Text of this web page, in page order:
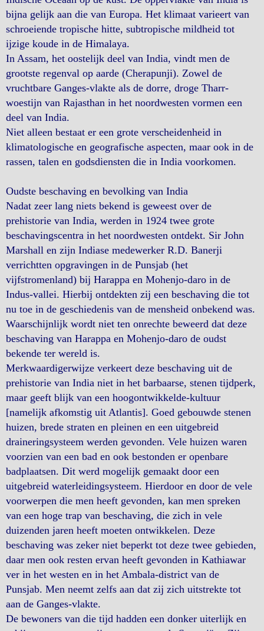
bijna gelijk aan die van Europa. Het klimaat varieert van
schroeiende tropische hitte, subtropische mildheid tot
ijzige koude in de Himalaya.
In Assam, het oostelijk deel van India, vindt men de
grootste regenval op aarde (Cherapunji). Zowel de
vruchtbare Ganges-vlakte als de dorre, droge Tharr-
woestijn van Rajasthan in het noordwesten vormen een
deel van India.
Niet alleen bestaat er een grote verscheidenheid in
klimatologische en geografische aspecten, maar ook in de
rassen, talen en godsdiensten die in India voorkomen.
Oudste beschaving en bevolking van India
Nadat zeer lang niets bekend is geweest over de
prehistorie van India, werden in 1924 twee grote
beschavingscentra in het noordwesten ontdekt. Sir John
Marshall en zijn Indiase medewerker R.D. Banerji
verrichtten opgravingen in de Punsjab (het
vijfstromenland) bij Harappa en Mohenjo-daro in de
Indus-vallei. Hierbij ontdekten zij een beschaving die tot
nu toe in de geschiedenis van de mensheid onbekend was.
Waarschijnlijk wordt niet ten onrechte beweerd dat deze
beschaving van Harappa en Mohenjo-daro de oudst
bekende ter wereld is.
Merkwaardigerwijze verkeert deze beschaving uit de
prehistorie van India niet in het barbaarse, stenen tijdperk,
maar geeft blijk van een hoogontwikkelde-kultuur
[namelijk afkomstig uit Atlantis]. Goed gebouwde stenen
huizen, brede straten en pleinen en een uitgebreid
draineringsysteem werden gevonden. Vele huizen waren
voorzien van een bad en ook bestonden er openbare
badplaatsen. Dit werd mogelijk gemaakt door een
uitgebreid waterleidingsysteem. Hierdoor en door de vele
voorwerpen die men heeft gevonden, kan men spreken
van een hoge trap van beschaving, die zich in vele
duizenden jaren heeft moeten ontwikkelen. Deze
beschaving was zeker niet beperkt tot deze twee gebieden,
daar men ook resten ervan heeft gevonden in Kathiawar
ver in het westen en in het Ambala-district van de
Punsjab. Men neemt zelfs aan dat zij zich uitstrekte tot
aan de Ganges-vlakte.
De bewoners van die tijd hadden een donker uiterlijk en